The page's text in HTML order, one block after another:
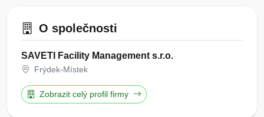
O společnosti
SAVETI Facility Management s.r.o.
Frýdek-Místek
Zobrazit celý profil firmy